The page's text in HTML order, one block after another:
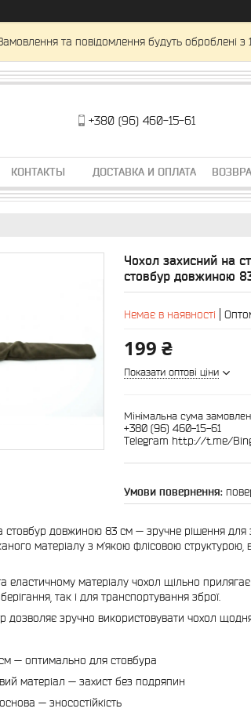
та повідомлення будуть оброблені
+380 (96) 460-15-61
КОНТАКТЫ ДОСТАВКА И ОПЛАТА
Чохол захисний на
стовбур довжиною
Немає в наявності
199 ₴
Показати оптові ціни
Мінімальна сума
+380 (96) 460-15-61
Telegram http://t.me/
стовбур довжиною 83 см — зручне рішення для
матеріалу з м’якою флісовою
еластичному матеріалу чохол щільно
так і для транспортування зброї.
дозволяє зручно використовувати чохол
— оптимально для стовбура
матеріал — захист без подряпин
— зносостійкість